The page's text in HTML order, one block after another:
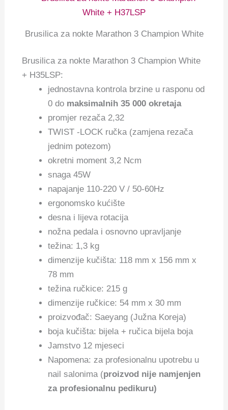
Brusilica za nokte Marathon 3 Champion White
Brusilica za nokte Marathon 3 Champion White
+ H35LSP:
jednostavna kontrola brzine u rasponu od
0 do maksimalnih 35 000 okretaja
promjer rezača 2,32
TWIST -LOCK ručka (zamjena rezača
jednim potezom)
okretni moment 3,2 Ncm
snaga 45W
napajanje 110-220 V / 50-60Hz
ergonomsko kućište
desna i lijeva rotacija
nožna pedala i osnovno upravljanje
težina: 1,3 kg
dimenzije kučišta: 118 mm x 156 mm x
78 mm
težina ručkice: 215 g
dimenzije ručkice: 54 mm x 30 mm
proizvođač: Saeyang (Južna Koreja)
boja kučišta: bijela + ručica bijela boja
Jamstvo 12 mjeseci
Napomena: za profesionalnu upotrebu u
nail salonima (proizvod nije namjenjen
za profesionalnu pedikuru)